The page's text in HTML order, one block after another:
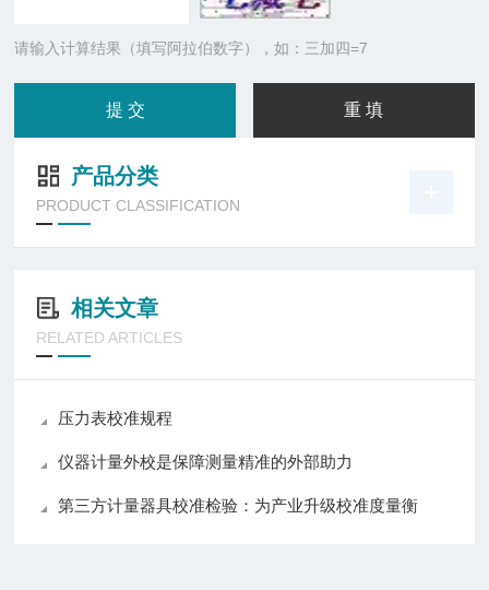
请输入计算结果（填写阿拉伯数字），如：三加四=7
产品分类
PRODUCT CLASSIFICATION
相关文章
RELATED ARTICLES
压力表校准规程
仪器计量外校是保障测量精准的外部助力
第三方计量器具校准检验：为产业升级校准度量衡